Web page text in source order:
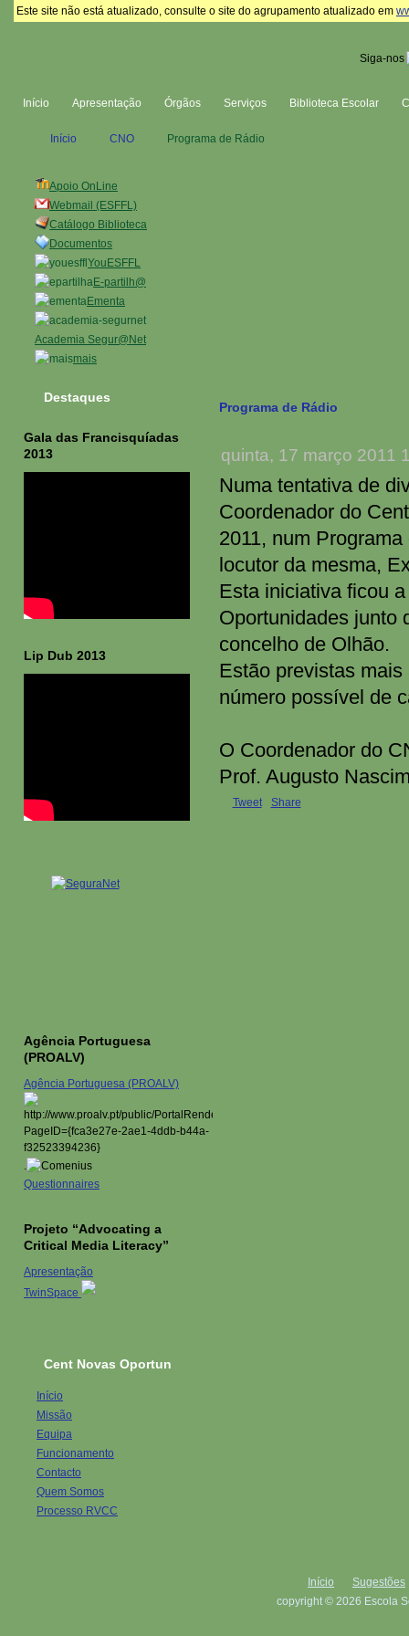
Este site não está atualizado, consulte o site do agrupamento atualizado em
Siga-nos
Início Apresentação Órgãos Serviços Biblioteca Escolar
Apoio OnLine
Webmail (ESFFL)
Catálogo Biblioteca
Documentos
YouESFFL
E-partilh@
Ementa
Academia Segur@Net
mais
Início CNO Programa de Rádio
Programa de Rádio
quinta, 17 março 2011
Numa tentativa de
Coordenador do
2011, num
locutor da mesma,
Esta iniciativa ficou
Oportunidades junto
concelho de Olhão.
Estão previstas
número possível de
O Coordenador do
Prof. Augusto
Tweet Share
Destaques
Gala das Francisquíadas
2013
Lip Dub 2013
Agência Portuguesa
(PROALV)
Agência Portuguesa (PROALV)
.
Questionnaires
Projeto “Advocating a
Critical Media Literacy”
Apresentação
TwinSpace
Cent Novas Oportun
Início
Missão
Equipa
Funcionamento
Contacto
Quem Somos
Processo RVCC
Início
Sugestões
copyright © 2026 Escola